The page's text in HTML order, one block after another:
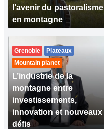
l’avenir du pastoralisme
en montagne
Grenoble
Plateaux
Mountain planet
L’industrie de la
montagne entre
investissements,
innovation et nouveaux
défis